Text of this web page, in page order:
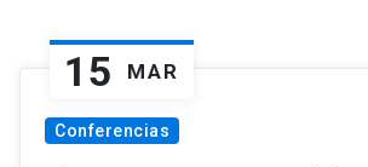
15 MAR
Conferencias